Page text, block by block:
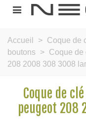
Accueil > Coque de
boutons
> Coque de
208 2008 308 3008
Coque de
peugeot 208